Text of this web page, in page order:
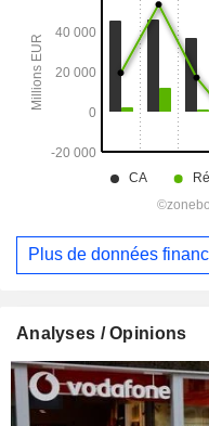
Plus de données
Analyses / Opinions